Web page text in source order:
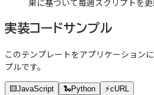
果に基づいて毎週スクリプトを更
実装コードサンプル
このテンプレートをアプリケーション
プルです。
🟨JavaScript 🐍Python ⚡cURL